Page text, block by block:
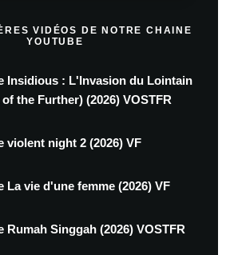
VIDÉOS DE NOTRE CHAINE
YOUTUBE
Insidious : L'Invasion du Lointain
the Further) (2026) VOSTFR
violent night 2 (2026) VF
La vie d'une femme (2026) VF
Rumah Singgah (2026) VOSTFR